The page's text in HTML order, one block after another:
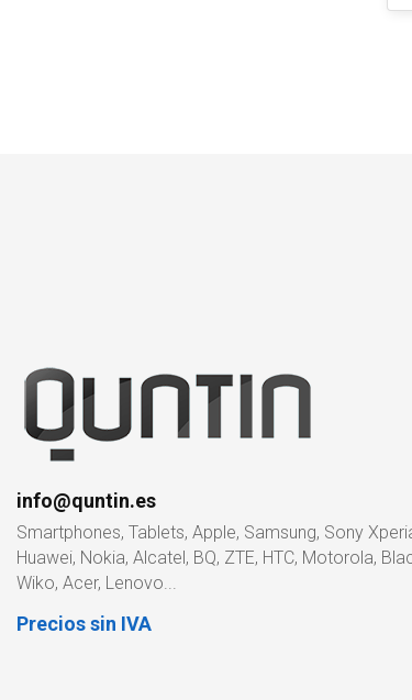
info@quntin.es
Smartphones, Tablets, Apple, Samsung, Sony
Huawei, Nokia, Alcatel, BQ, ZTE, HTC, Motorola,
Wiko, Acer, Lenovo...
Precios sin IVA